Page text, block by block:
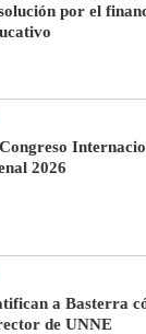
por el
2026
a Basterra
de UNNE